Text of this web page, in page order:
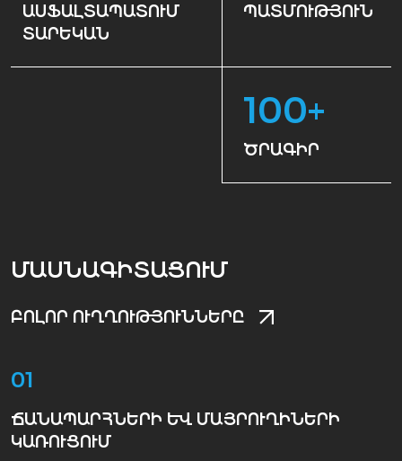
ԱՍՖԱԼՏԱՊԱՏՈՒՄ
ՏԱՐԵԿԱՆ
ՊԱՏՄՈՒԹՅՈՒՆ
100+
ԾՐԱԳԻՐ
ՄԱՍՆԱԳԻՏԱՑՈՒՄ
ԲՈԼՈՐ ՈՒՂՂՈՒԹՅՈՒՆՆԵՐԸ
01
ՃԱՆԱՊԱՐՀՆԵՐԻ ԵՒ ՄԱՅՐՈՒՂԻՆԵՐԻ Կ
ԱՌՈՒՑՈՒՄ